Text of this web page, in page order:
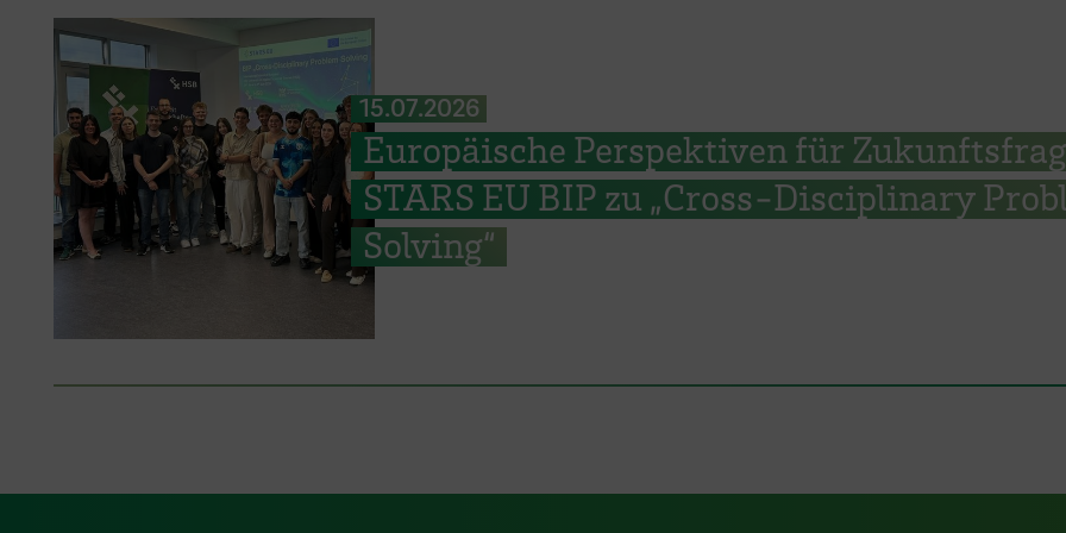
15.07.2026
Europäische Perspektiven für
STARS EU BIP zu „Cross-Disciplinary
Solving“